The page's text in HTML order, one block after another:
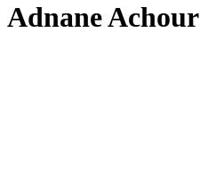
Adnane Achour